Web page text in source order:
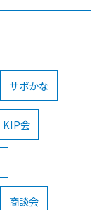
サポかな
KIP会
商談会